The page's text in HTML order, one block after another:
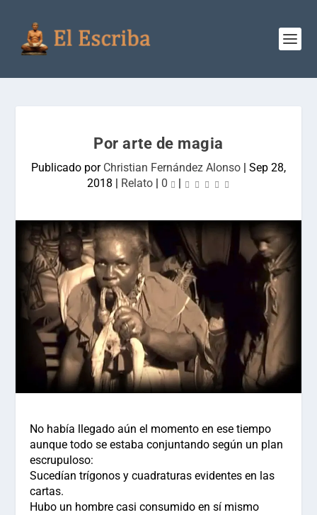
Por arte de magia
Publicado por Christian Fernández Alonso | Sep 28,
2018| Relato| 0 |
No había llegado aún el momento en ese tiempo
aunque todo se estaba conjuntando según un plan
escrupuloso:
Sucedían trígonos y cuadraturas evidentes en las
cartas.
Hubo un hombre casi consumido en sí mismo